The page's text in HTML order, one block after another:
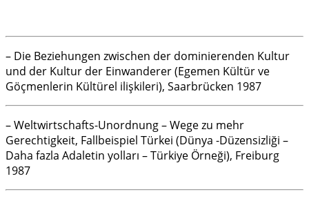
– Die Beziehungen zwischen der dominierenden Kultur
und der Kultur der Einwanderer (Egemen Kültür ve
Göçmenlerin Kültürel ilişkileri), Saarbrücken 1987
– Weltwirtschafts-Unordnung – Wege zu mehr
Gerechtigkeit, Fallbeispiel Türkei (Dünya -Düzensizliği –
Daha fazla Adaletin yolları – Türkiye Örneği), Freiburg
1987